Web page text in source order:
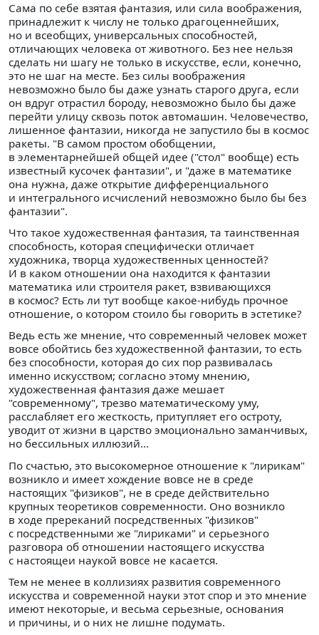
Сама по себе взятая фантазия, или сила воображения,
принадлежит к числу не только драгоценнейших,
но и всеобщих, универсальных способностей,
отличающих человека от животного. Без нее нельзя
сделать ни шагу не только в искусстве, если, конечно,
это не шаг на месте. Без силы воображения
невозможно было бы даже узнать старого друга, если
он вдруг отрастил бороду, невозможно было бы даже
перейти улицу сквозь поток автомашин. Человечество,
лишенное фантазии, никогда не запустило бы в космос
ракеты. "В самом простом обобщении,
в элементарнейшей общей идее ("стол" вообще) есть
известный кусочек фантазии", и "даже в математике
она нужна, даже открытие дифференциального
и интегрального исчислений невозможно было бы без
фантазии".
Что такое художественная фантазия, та таинственная
способность, которая специфически отличает
художника, творца художественных ценностей?
И в каком отношении она находится к фантазии
математика или строителя ракет, взвивающихся
в космос? Есть ли тут вообще какое-нибудь прочное
отношение, о котором стоило бы говорить в эстетике?
Ведь есть же мнение, что современный человек может
вовсе обойтись без художественной фантазии, то есть
без способности, которая до сих пор развивалась
именно искусством; согласно этому мнению,
художественная фантазия даже мешает
"современному", трезво математическому уму,
расслабляет его жесткость, притупляет его остроту,
уводит от жизни в царство эмоционально заманчивых,
но бессильных иллюзий...
По счастью, это высокомерное отношение к "лирикам"
возникло и имеет хождение вовсе не в среде
настоящих "физиков", не в среде действительно
крупных теоретиков современности. Оно возникло
в ходе пререканий посредственных "физиков"
с посредственными же "лириками" и серьезного
разговора об отношении настоящего искусства
с настоящеи наукой вовсе не касается.
Тем не менее в коллизиях развития современного
искусства и современной науки этот спор и это мнение
имеют некоторые, и весьма серьезные, основания
и причины, и о них не лишне подумать.